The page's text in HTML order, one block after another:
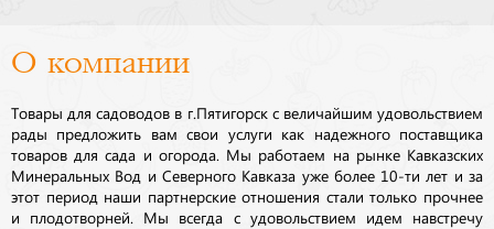
О компании
Товары для садоводов в г.Пятигорск с величайшим удовольствием
рады предложить вам свои услуги как надежного поставщика
товаров для сада и огорода. Мы работаем на рынке Кавказских
Минеральных Вод и Северного Кавказа уже более 10-ти лет и за
этот период наши партнерские отношения стали только прочнее
и плодотворней. Мы всегда с удовольствием идем навстречу